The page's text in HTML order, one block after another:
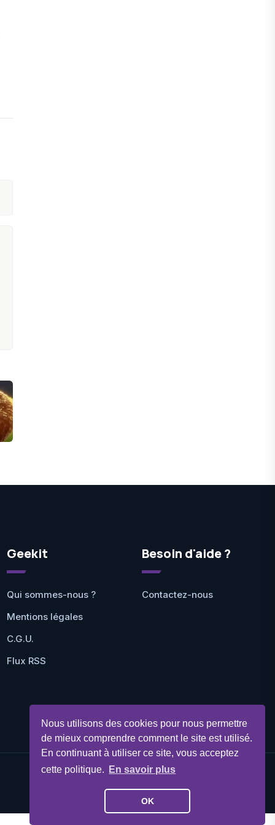
Nous utilisons des cookies pour nous permettre
de mieux comprendre comment le site est utilisé.
En continuant à utiliser ce site, vous acceptez
cette politique.
En savoir plus
OK
Geekit
Qui sommes-nous ?
Mentions légales
C.G.U.
Flux RSS
Besoin d'aide ?
Contactez-nous